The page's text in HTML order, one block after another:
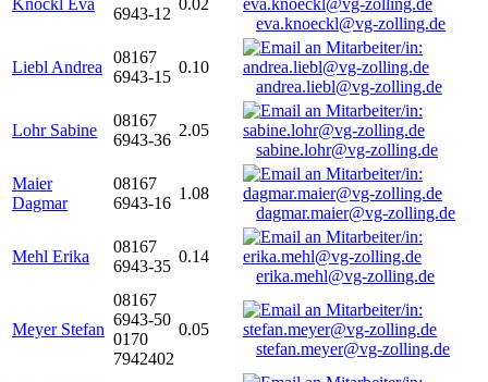
Knöckl Eva
6943-12
0.02
eva.knoeckl@vg-zolling.de
Liebl Andrea
08167
6943-15
0.10
andrea.liebl@vg-zolling.de
Lohr Sabine
08167
6943-36
2.05
sabine.lohr@vg-zolling.de
Maier
Dagmar
08167
6943-16
1.08
dagmar.maier@vg-zolling.de
Mehl Erika
08167
6943-35
0.14
erika.mehl@vg-zolling.de
Meyer Stefan
08167
6943-50
0170
7942402
0.05
stefan.meyer@vg-zolling.de